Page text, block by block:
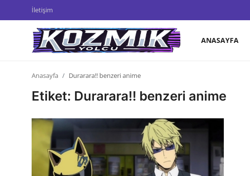
İletişim
ANASAYFA
Anime Önerileri
Kore Dünyası
Anime Karakterleri
Anasayfa Durarara!! benzeri anime
Etiket: Durarara!! benzeri anime